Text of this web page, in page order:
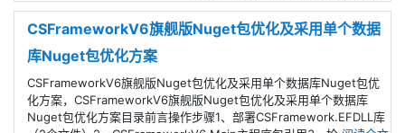
CSFrameworkV6旗舰版Nuget包优化及采用单个数据
库Nuget包优化方案
CSFrameworkV6旗舰版Nuget包优化及采用单个数据库Nuget包优
化方案，CSFrameworkV6旗舰版Nuget包优化及采用单个数据库
Nuget包优化方案目录前言操作步骤1、部署CSFramework.EFDLL库